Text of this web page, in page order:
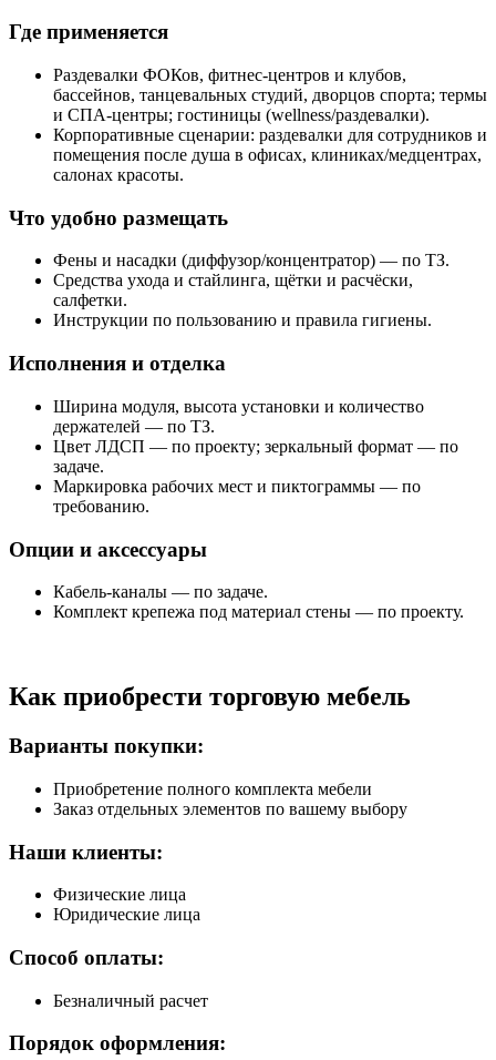
Где применяется
Раздевалки ФОКов, фитнес‑центров и клубов,
бассейнов, танцевальных студий, дворцов спорта; термы
и СПА‑центры; гостиницы (wellness/раздевалки).
Корпоративные сценарии: раздевалки для сотрудников и
помещения после душа в офисах, клиниках/медцентрах,
салонах красоты.
Что удобно размещать
Фены и насадки (диффузор/концентратор) — по ТЗ.
Средства ухода и стайлинга, щётки и расчёски,
салфетки.
Инструкции по пользованию и правила гигиены.
Исполнения и отделка
Ширина модуля, высота установки и количество
держателей — по ТЗ.
Цвет ЛДСП — по проекту; зеркальный формат — по
задаче.
Маркировка рабочих мест и пиктограммы — по
требованию.
Опции и аксессуары
Кабель‑каналы — по задаче.
Комплект крепежа под материал стены — по проекту.
Как приобрести торговую мебель
Варианты покупки:
Приобретение полного комплекта мебели
Заказ отдельных элементов по вашему выбору
Наши клиенты:
Физические лица
Юридические лица
Способ оплаты:
Безналичный расчет
Порядок оформления: